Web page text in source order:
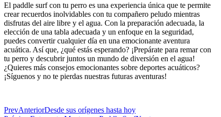
El paddle surf con tu perro es una experiencia única que te permite
crear recuerdos inolvidables con tu compañero peludo mientras
disfrutas del aire libre y el agua. Con la preparación adecuada, la
elección de una tabla adecuada y un enfoque en la seguridad,
puedes convertir cualquier día en una emocionante aventura
acuática. Así que, ¿qué estás esperando? ¡Prepárate para remar con
tu perro y descubrir juntos un mundo de diversión en el agua!
¿Quieres más consejos emocionantes sobre deportes acuáticos?
¡Síguenos y no te pierdas nuestras futuras aventuras!
PrevAnteriorDesde sus orígenes hasta hoy